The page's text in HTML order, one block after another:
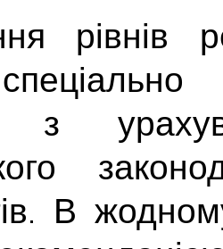
рівнів
з
В